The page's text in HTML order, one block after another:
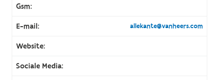
Gsm:
E-mail: allekante@vanheers.com
Website:
Sociale Media: